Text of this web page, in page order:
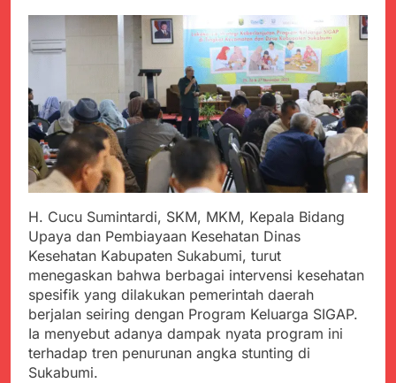
H. Cucu Sumintardi, SKM, MKM, Kepala Bidang
Upaya dan Pembiayaan Kesehatan Dinas
Kesehatan Kabupaten Sukabumi, turut
menegaskan bahwa berbagai intervensi kesehatan
spesifik yang dilakukan pemerintah daerah
berjalan seiring dengan Program Keluarga SIGAP.
Ia menyebut adanya dampak nyata program ini
terhadap tren penurunan angka stunting di
Sukabumi.